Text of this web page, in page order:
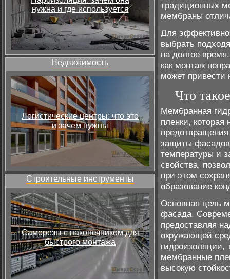
нужна и где используется
Недвижимость
Логистические центры: что это
и зачем нужны
Строительные инструменты
Саморезы с наконечником для
быстрого монтажа
традиционных
мембраны
Для
выбрать
на долгое
как монтаж
может привести
Что
Мембранная
пленки,
защиты фасадов
температуры и
свойства,
при этом
образование
Основная цель
фасада.
предоставляя
окружающей
гидроизоляции,
мембранные
высокую